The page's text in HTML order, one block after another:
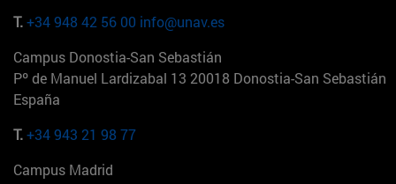
T.+34 948 42 56 00 info@unav.es
Campus Donostia-San Sebastián
Pº de Manuel Lardizabal 13 20018 Donostia-San Sebastián
España
T.+34 943 21 98 77
Campus Madrid